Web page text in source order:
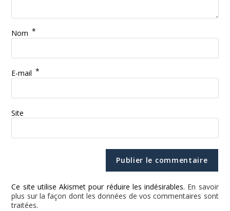
Nom *
E-mail *
Site
Ce site utilise Akismet pour réduire les indésirables. En savoir
plus sur la façon dont les données de vos commentaires sont
traitées.